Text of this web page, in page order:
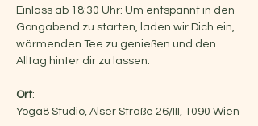
Einlass ab 18:30 Uhr: Um entspannt in den
Gongabend zu starten, laden wir Dich ein,
wärmenden Tee zu genießen und den
Alltag hinter dir zu lassen.
Ort:
Yoga8 Studio, Alser Straße 26/III, 1090 Wien